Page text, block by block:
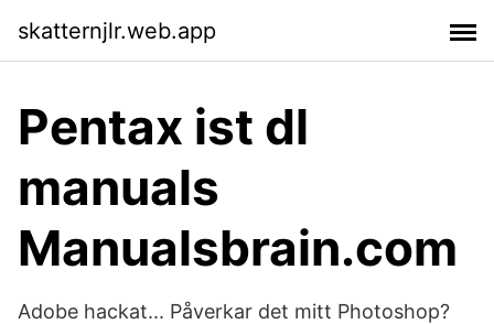
skatternjlr.web.app
Pentax ist dl
manuals
Manualsbrain.com
Adobe hackat... Påverkar det mitt Photoshop?